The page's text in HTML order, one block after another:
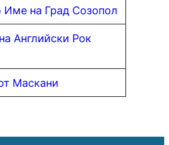
Име на Град Созопол
Английски Рок
Маскани